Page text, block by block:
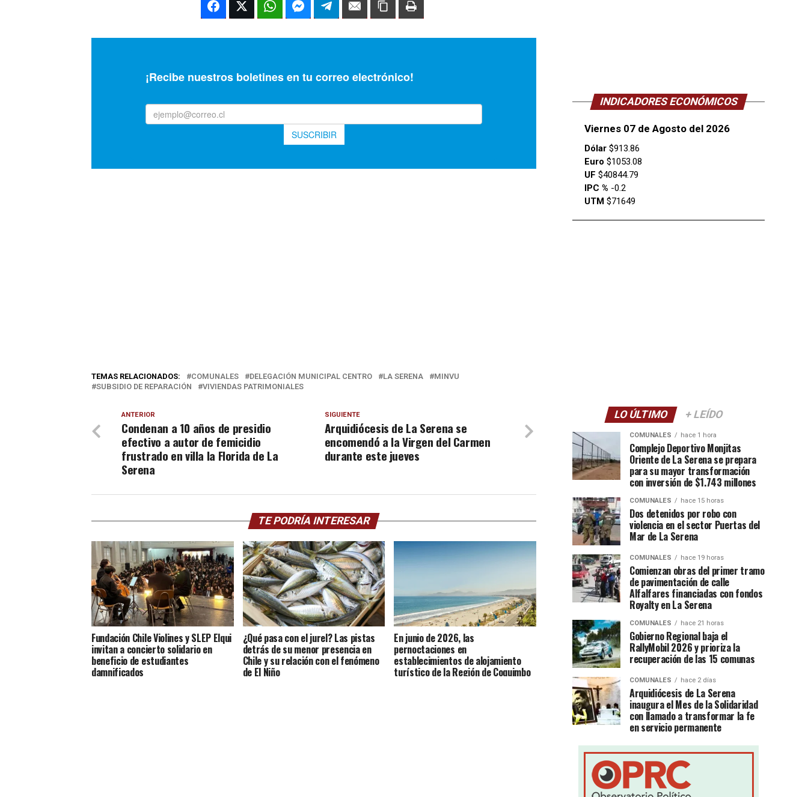
TEMAS RELACIONADOS: COMUNALES DELEGACIÓN MUNICIPAL CENTRO LA SERENA
MINVU
SUBSIDIO DE REPARACIÓN
VIVIENDAS PATRIMONIALES
SIGUIENTE
Arquidiócesis de La Serena se
encomendó a la Virgen del Carmen
durante este jueves
ANTERIOR
Condenan a 10 años de presidio
efectivo a autor de femicidio
frustrado en villa la Florida de La
Serena
TE PODRÍA INTERESAR
Fundación Chile Violines y SLEP Elqui
invitan a concierto solidario en
beneficio de estudiantes
damnificados
¿Qué pasa con el jurel? Las pistas
detrás de su menor presencia en
Chile y su relación con el fenómeno
de El Niño
En junio de 2026, las
pernoctaciones en
establecimientos de alojamiento
turístico de la Región de Coquimbo
INDICADORES ECONÓMICOS
Viernes 07 de Agosto del 2026
Dólar $913.86
Euro $1053.08
UF $40844.79
IPC % -0.2
UTM $71649
LO ÚLTIMO + LEÍDO
COMUNALES hace 1 hora
Complejo Deportivo Monjitas
Oriente de La Serena se prepara
para su mayor transformación
con inversión de $1.743 millones
COMUNALES hace 15 horas
Dos detenidos por robo con
violencia en el sector Puertas del
Mar de La Serena
COMUNALES hace 19 horas
Comienzan obras del primer tramo
de pavimentación de calle
Alfalfares financiadas con fondos
Royalty en La Serena
COMUNALES hace 21 horas
Gobierno Regional baja el
RallyMobil 2026 y prioriza la
recuperación de las 15 comunas
COMUNALES hace 2 días
Arquidiócesis de La Serena
inaugura el Mes de la Solidaridad
con llamado a transformar la fe
en servicio permanente